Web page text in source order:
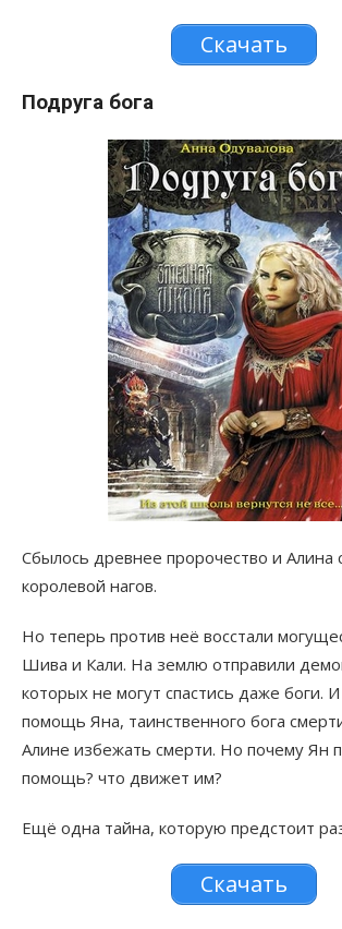
Скачать
Подруга бога
Сбылось древнее пророчество и Алина
королевой нагов.
Но теперь против неё восстали
Шива и Кали. На землю отправили
которых не могут спастись даже боги.
помощь Яна, таинственного бога
Алине избежать смерти. Но почему Ян
помощь? что движет им?
Ещё одна тайна, которую предстоит
Скачать